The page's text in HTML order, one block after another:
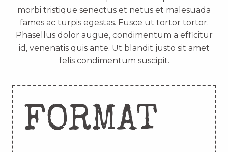
morbi tristique senectus et netus et malesuada
fames ac turpis egestas. Fusce ut tortor tortor.
Phasellus dolor augue, condimentum a efficitur
id, venenatis quis ante. Ut blandit justo sit amet
felis condimentum suscipit.
FORMAT